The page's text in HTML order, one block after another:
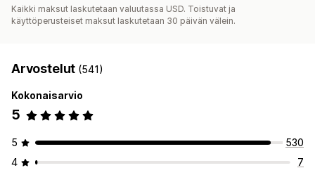
Kaikki maksut laskutetaan valuutassa USD. Toistuvat ja
käyttöperusteiset maksut laskutetaan 30 päivän välein.
Arvostelut (541)
Kokonaisarvio
5
5
530
4
7